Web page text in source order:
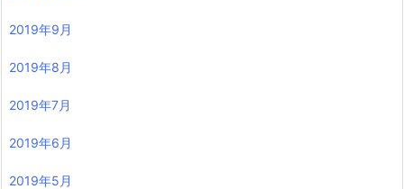
2019年9月
2019年8月
2019年7月
2019年6月
2019年5月